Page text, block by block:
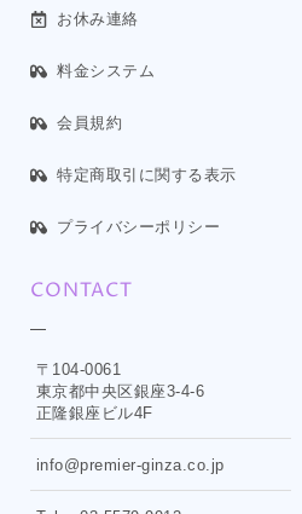
お休み連絡
料金システム
会員規約
特定商取引に関する表示
プライバシーポリシー
CONTACT
〒104-0061
東京都中央区銀座3-4-6
正隆銀座ビル4F
info@premier-ginza.co.jp